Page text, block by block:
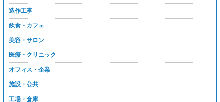
造作工事
飲食・カフェ
美容・サロン
医療・クリニック
オフィス・企業
施設・公共
工場・倉庫